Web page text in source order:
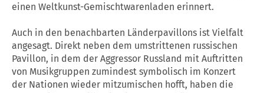
einen Weltkunst-Gemischtwarenladen erinnert.
Auch in den benachbarten Länderpavillons ist Vielfalt
angesagt. Direkt neben dem umstrittenen russischen
Pavillon, in dem der Aggressor Russland mit Auftritten
von Musikgruppen zumindest symbolisch im Konzert
der Nationen wieder mitzumischen hofft, haben die